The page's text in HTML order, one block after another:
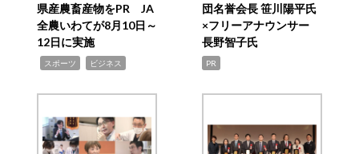
県産農畜産物をPR JA
全農いわてが8月10日～
12日に実施
スポーツ ビジネス
団名誉会長 笹川陽平氏
×フリーアナウンサー
長野智子氏
PR